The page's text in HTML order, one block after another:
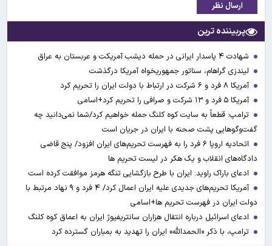
ارسال نظر
پربیننده ترین
شهادت ۴ پاسدار ایرانی در حمله دیشب آمریکت و عربستان به عراق
لیندزی گراهام، سناتور جمهوریخواه آمریکا درگذشت
آمریکا ۸ فرد و ۶ شرکت در ارتباط با دولت ایران را تحریم کرد
آمریکا ۵ فرد و ۱۳ شرکت و صرافی را تحریم کرد+اسامی
ترامپ: قطعاً به سایت کوه کلنگ حمله خواهیم کرد/شما نمی‌دانید چه
گفت‌وگوهایی پشت صحنه با ایران در جریان است
اتحادیه اروپا ۶ فرد را به فهرست تحریم‌های ایران افزود/ پنج قاضی
دادگاه‌های انقلاب و یک هکر در لیست تحریم ها
ادعای باراک راوید: ایران با طرح بازگشایی تنگه هرمز موافقت کرده است
آمریکا تحریم‌های جدیدی علیه ایران اعمال کرد/ ۴ فرد و ۹ نهاد مرتبط با
دولت ایران در فهرست تحریم ها+اسامی
ادعای اسرائیل درباره انتقال هزاران سانتریفیوژ ایران به اعماق کوه کلنگ
ترامپ، با ذکر «الحمدالله» ایران را تهدید به بمباران گسترده کرد